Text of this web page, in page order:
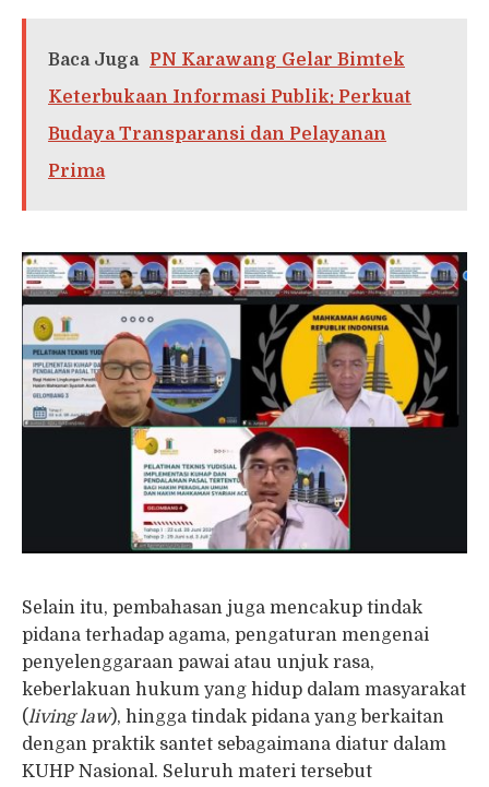
Baca Juga
PN Karawang Gelar Bimtek
Keterbukaan Informasi Publik: Perkuat
Budaya Transparansi dan Pelayanan
Prima
Selain itu, pembahasan juga mencakup tindak
pidana terhadap agama, pengaturan mengenai
penyelenggaraan pawai atau unjuk rasa,
keberlakuan hukum yang hidup dalam masyarakat
( living law), hingga tindak pidana yang berkaitan
dengan praktik santet sebagaimana diatur dalam
KUHP Nasional. Seluruh materi tersebut